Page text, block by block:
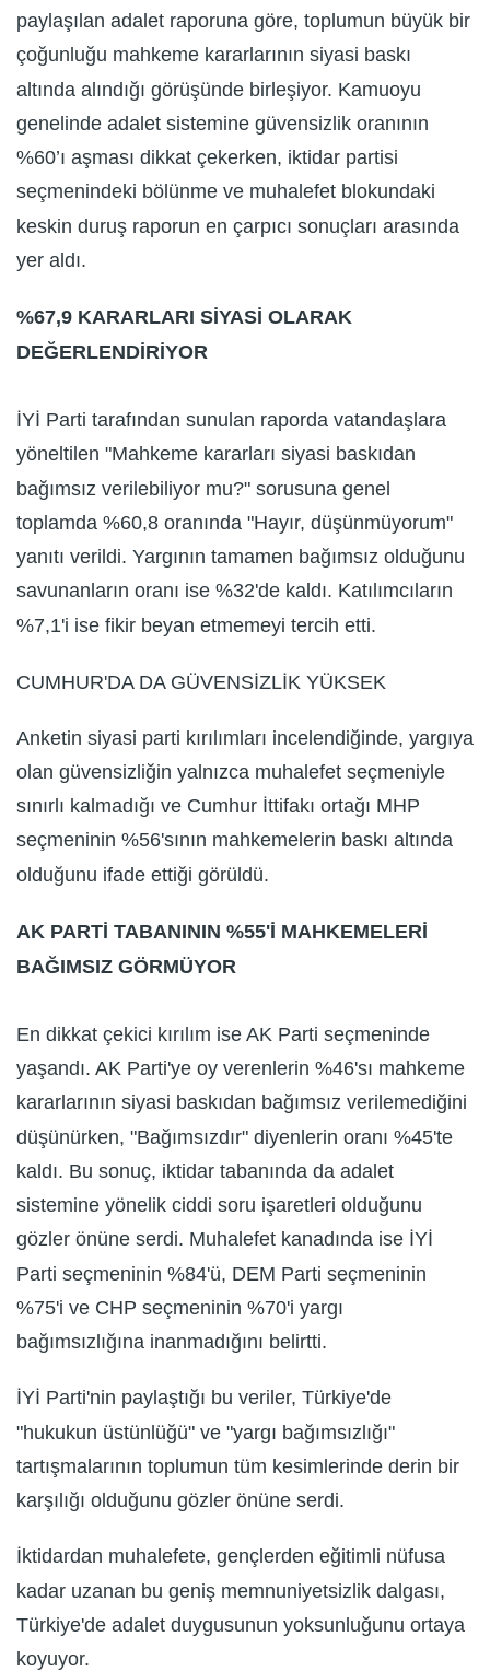
paylaşılan adalet raporuna göre, toplumun büyük bir
çoğunluğu mahkeme kararlarının siyasi baskı
altında alındığı görüşünde birleşiyor. Kamuoyu
genelinde adalet sistemine güvensizlik oranının
%60’ı aşması dikkat çekerken, iktidar partisi
seçmenindeki bölünme ve muhalefet blokundaki
keskin duruş raporun en çarpıcı sonuçları arasında
yer aldı.
%67,9 KARARLARI SİYASİ OLARAK
DEĞERLENDİRİYOR
İYİ Parti tarafından sunulan raporda vatandaşlara
yöneltilen "Mahkeme kararları siyasi baskıdan
bağımsız verilebiliyor mu?" sorusuna genel
toplamda %60,8 oranında "Hayır, düşünmüyorum"
yanıtı verildi. Yargının tamamen bağımsız olduğunu
savunanların oranı ise %32'de kaldı. Katılımcıların
%7,1'i ise fikir beyan etmemeyi tercih etti.
CUMHUR'DA DA GÜVENSİZLİK YÜKSEK
Anketin siyasi parti kırılımları incelendiğinde, yargıya
olan güvensizliğin yalnızca muhalefet seçmeniyle
sınırlı kalmadığı ve Cumhur İttifakı ortağı MHP
seçmeninin %56'sının mahkemelerin baskı altında
olduğunu ifade ettiği görüldü.
AK PARTİ TABANININ %55'İ MAHKEMELERİ
BAĞIMSIZ GÖRMÜYOR
En dikkat çekici kırılım ise AK Parti seçmeninde
yaşandı. AK Parti'ye oy verenlerin %46'sı mahkeme
kararlarının siyasi baskıdan bağımsız verilemediğini
düşünürken, "Bağımsızdır" diyenlerin oranı %45'te
kaldı. Bu sonuç, iktidar tabanında da adalet
sistemine yönelik ciddi soru işaretleri olduğunu
gözler önüne serdi. Muhalefet kanadında ise İYİ
Parti seçmeninin %84'ü, DEM Parti seçmeninin
%75'i ve CHP seçmeninin %70'i yargı
bağımsızlığına inanmadığını belirtti.
İYİ Parti'nin paylaştığı bu veriler, Türkiye'de
"hukukun üstünlüğü" ve "yargı bağımsızlığı"
tartışmalarının toplumun tüm kesimlerinde derin bir
karşılığı olduğunu gözler önüne serdi.
İktidardan muhalefete, gençlerden eğitimli nüfusa
kadar uzanan bu geniş memnuniyetsizlik dalgası,
Türkiye'de adalet duygusunun yoksunluğunu ortaya
koyuyor.